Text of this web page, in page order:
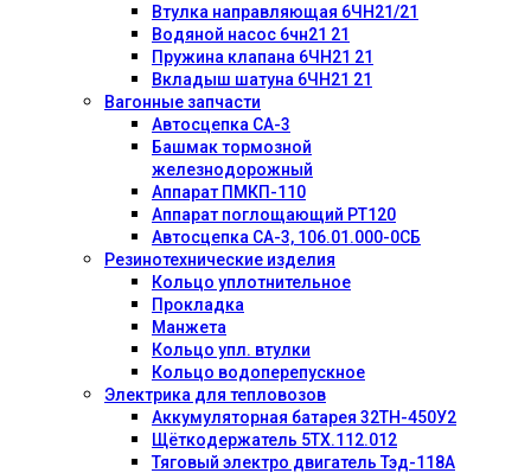
Втулка направляющая 6ЧН21/21
Водяной насос 6чн21 21
Пружина клапана 6ЧН21 21
Вкладыш шатуна 6ЧН21 21
Вагонные запчасти
Автосцепка СА-3
Башмак тормозной
железнодорожный
Аппарат ПМКП-110
Аппарат поглощающий РТ120
Автосцепка СА-3, 106.01.000-0СБ
Резинотехнические изделия
Кольцо уплотнительное
Прокладка
Манжета
Кольцо упл. втулки
Кольцо водоперепускное
Электрика для тепловозов
Аккумуляторная батарея 32ТН-450У2
Щёткодержатель 5ТХ.112.012
Тяговый электро двигатель Тэд-118А